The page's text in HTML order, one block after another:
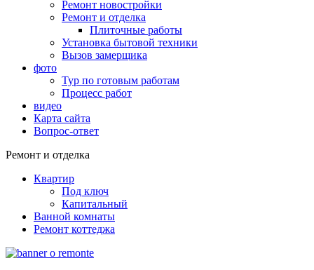
Ремонт новостройки
Ремонт и отделка
Плиточные работы
Установка бытовой техники
Вызов замерщика
фото
Тур по готовым работам
Процесс работ
видео
Карта сайта
Вопрос-ответ
Ремонт и отделка
Квартир
Под ключ
Капитальный
Ванной комнаты
Ремонт коттеджа